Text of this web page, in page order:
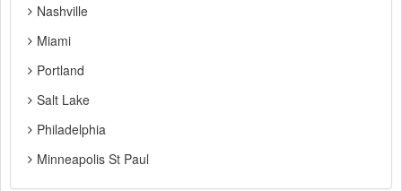
Nashville
Miami
Portland
Salt Lake
Philadelphia
Minneapolis St Paul